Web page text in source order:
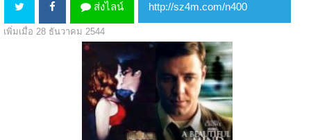
ส่งไลน์
เพิ่มเมื่อ 28 ธันวาคม 2544